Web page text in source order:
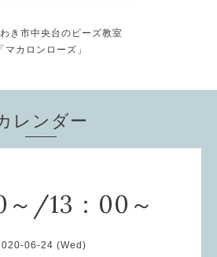
き市中央台のビーズ教室
「マカロンローズ」
レンダー
～/13：00～
06-24 (Wed)